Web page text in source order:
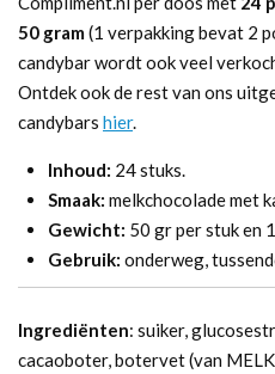
50 gram (1 verpakking bevat 2
candybar wordt ook veel
Ontdek ook de rest van ons
candybars hier.
Inhoud: 24 stuks.
Smaak: melkchocolade met
Gewicht: 50 gr per stuk en
Gebruik: onderweg,
Ingrediënten: suiker,
cacaoboter, botervet (van